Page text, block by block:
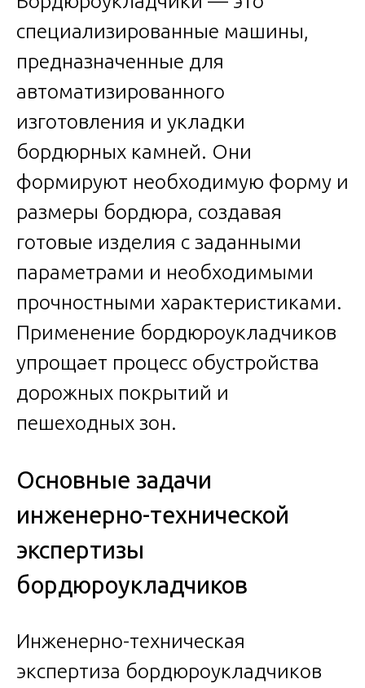
специализированные машины,
предназначенные для
автоматизированного
изготовления и укладки
бордюрных камней. Они
формируют необходимую форму и
размеры бордюра, создавая
готовые изделия с заданными
параметрами и необходимыми
прочностными характеристиками.
Применение бордюроукладчиков
упрощает процесс обустройства
дорожных покрытий и
пешеходных зон.
Основные задачи
инженерно-технической
экспертизы
бордюроукладчиков
Инженерно-техническая
экспертиза бордюроукладчиков